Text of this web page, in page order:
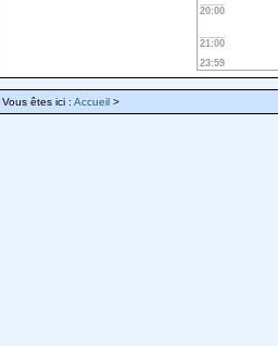
20:00
21:00
23:59
Vous êtes ici : Accueil >